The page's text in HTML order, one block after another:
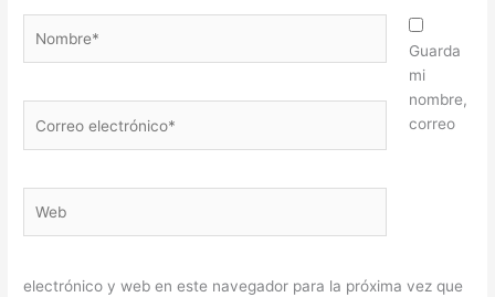
electrónico*
Guarda
mi
nombre,
correo
electrónico y web en este navegador para la próxima vez que